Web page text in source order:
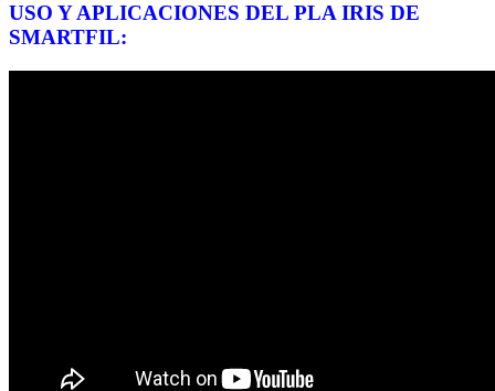
USO Y APLICACIONES DEL PLA IRIS DE
SMARTFIL: